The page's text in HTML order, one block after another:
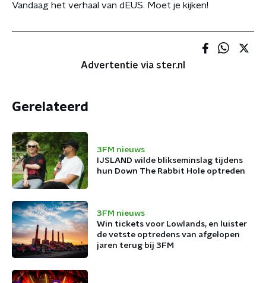
Vandaag het verhaal van dEUS. Moet je kijken!
Advertentie via ster.nl
Gerelateerd
3FM nieuws
IJSLAND wilde blikseminslag tijdens
hun Down The Rabbit Hole optreden
3FM nieuws
Win tickets voor Lowlands, en luister
de vetste optredens van afgelopen
jaren terug bij 3FM